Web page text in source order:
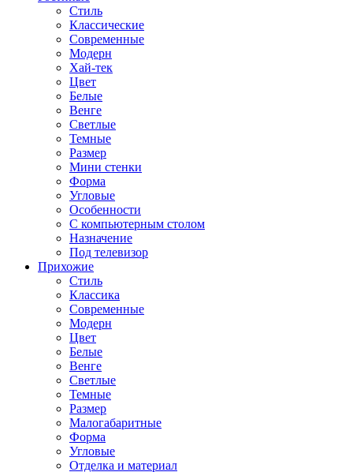
Стиль
Классические
Современные
Модерн
Хай-тек
Цвет
Белые
Венге
Светлые
Темные
Размер
Мини стенки
Форма
Угловые
Особенности
С компьютерным столом
Назначение
Под телевизор
Прихожие
Стиль
Классика
Современные
Модерн
Цвет
Белые
Венге
Светлые
Темные
Размер
Малогабаритные
Форма
Угловые
Отделка и материал